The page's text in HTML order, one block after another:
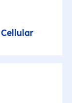
Cellular